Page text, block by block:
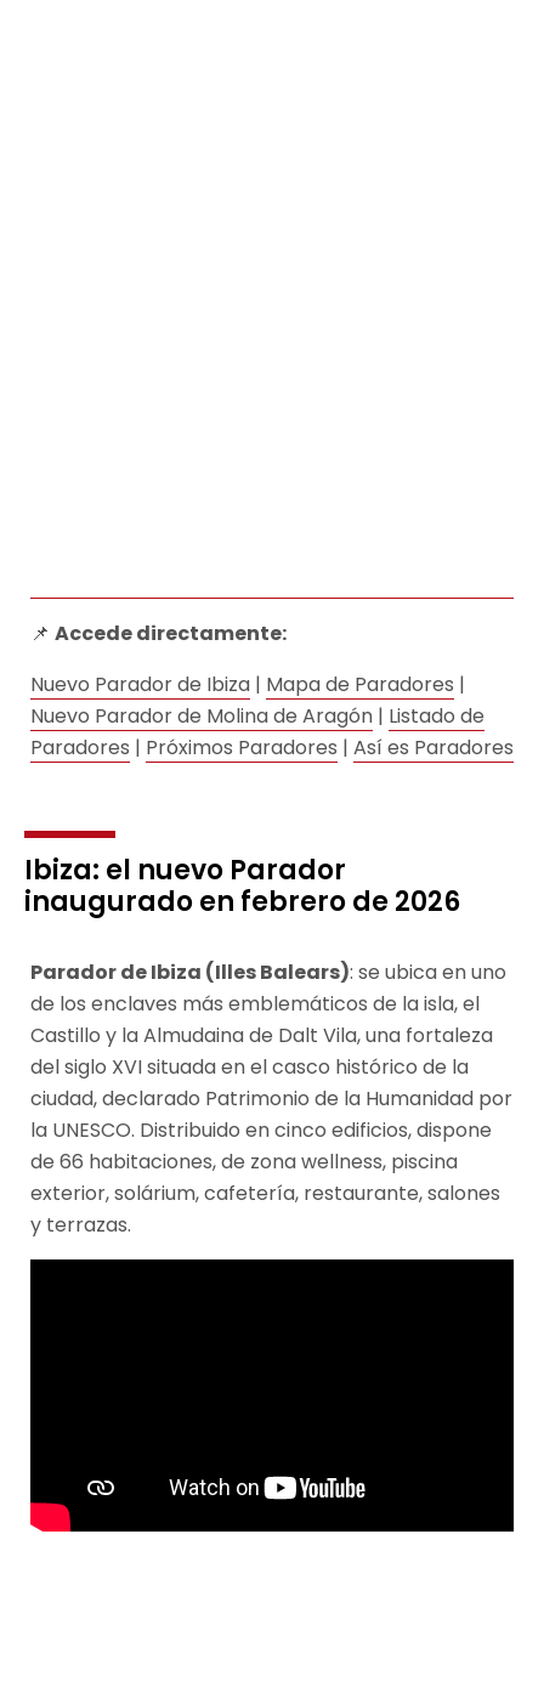
📌 Accede directamente:
Nuevo Parador de Ibiza | Mapa de Paradores |
Nuevo Parador de Molina de Aragón | Listado de
Paradores | Próximos Paradores | Así es Paradores
Ibiza: el nuevo Parador
inaugurado en febrero de 2026
Parador de Ibiza (Illes Balears): se ubica en uno
de los enclaves más emblemáticos de la isla, el
Castillo y la Almudaina de Dalt Vila, una fortaleza
del siglo XVI situada en el casco histórico de la
ciudad, declarado Patrimonio de la Humanidad por
la UNESCO. Distribuido en cinco edificios, dispone
de 66 habitaciones, de zona wellness, piscina
exterior, solárium, cafetería, restaurante, salones
y terrazas.